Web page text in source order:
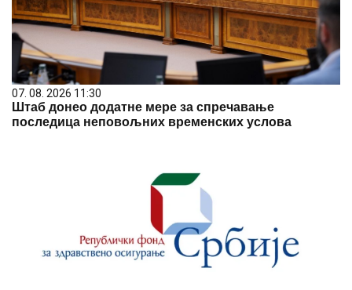
07. 08. 2026 11:30
Штаб донео додатне мере за спречавање
последица неповољних временских услова